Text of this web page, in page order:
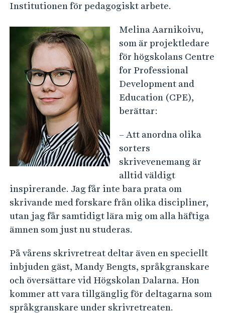
Institutionen för pedagogiskt arbete.
Melina Aarnikoivu,
som är projektledare
för högskolans Centre
for Professional
Development and
Education (CPE),
berättar:
– Att anordna olika
sorters
skrivevenemang är
alltid väldigt
inspirerande. Jag får inte bara prata om
skrivande med forskare från olika discipliner,
utan jag får samtidigt lära mig om alla häftiga
ämnen som just nu studeras.
På vårens skrivretreat deltar även en speciellt
inbjuden gäst, Mandy Bengts, språkgranskare
och översättare vid Högskolan Dalarna. Hon
kommer att vara tillgänglig för deltagarna som
språkgranskare under skrivretreaten.